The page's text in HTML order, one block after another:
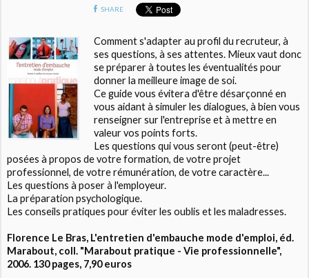
SHARE
Comment s'adapter au profil du recruteur, à
ses questions, à ses attentes. Mieux vaut donc
se préparer à toutes les éventualités pour
donner la meilleure image de soi.
Ce guide vous évitera d'être désarçonné en
vous aidant à simuler les dialogues, à bien vous
renseigner sur l'entreprise et à mettre en
valeur vos points forts.
Les questions qui vous seront (peut-être)
posées à propos de votre formation, de votre projet
professionnel, de votre rémunération, de votre caractère...
Les questions à poser à l'employeur.
La préparation psychologique.
Les conseils pratiques pour éviter les oublis et les maladresses.
Florence Le Bras, L'entretien d'embauche mode d'emploi, éd.
Marabout, coll. "Marabout pratique - Vie professionnelle",
2006. 130 pages, 7,90 euros